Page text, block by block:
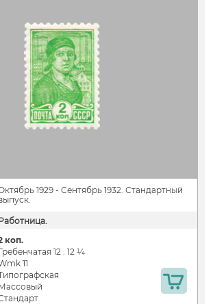
1929 - Сентябрь 1932. Стандартный
коп.
12 : 12 ¼
11